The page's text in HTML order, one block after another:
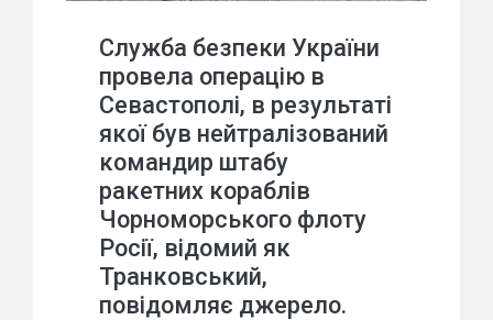
Служба безпеки України
провела операцію в
Севастополі, в результаті
якої був нейтралізований
командир штабу
ракетних кораблів
Чорноморського флоту
Росії, відомий як
Транковський,
повідомляє джерело.